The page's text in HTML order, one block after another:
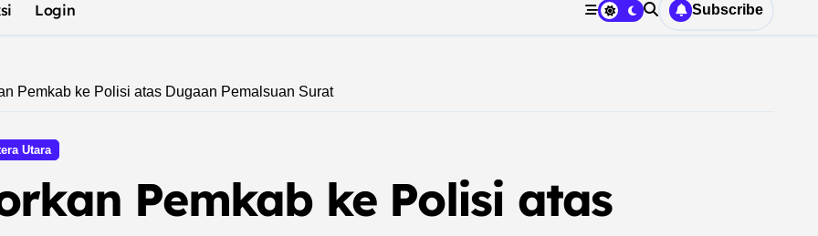
Login Subscribe
Pemkab ke Polisi atas Dugaan Pemalsuan Surat
Utara
Pemkab ke Polisi atas